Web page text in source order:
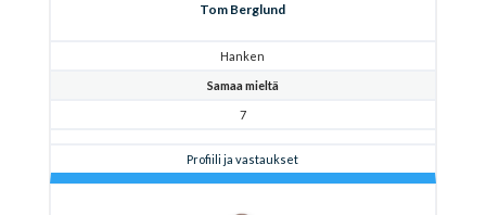
Tom Berglund
Hanken
Samaa mieltä
7
Profiili ja vastaukset